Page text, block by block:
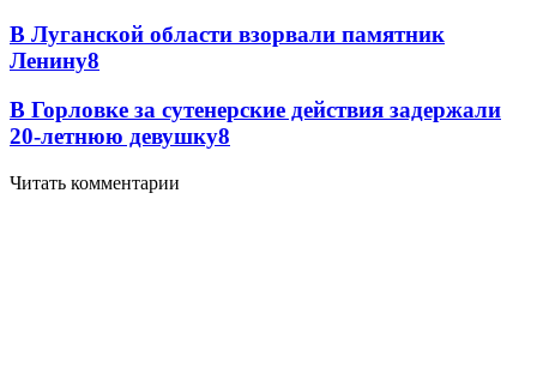
В Луганской области взорвали памятник
Ленину8
В Горловке за сутенерские действия задержали
20-летнюю девушку8
Читать комментарии